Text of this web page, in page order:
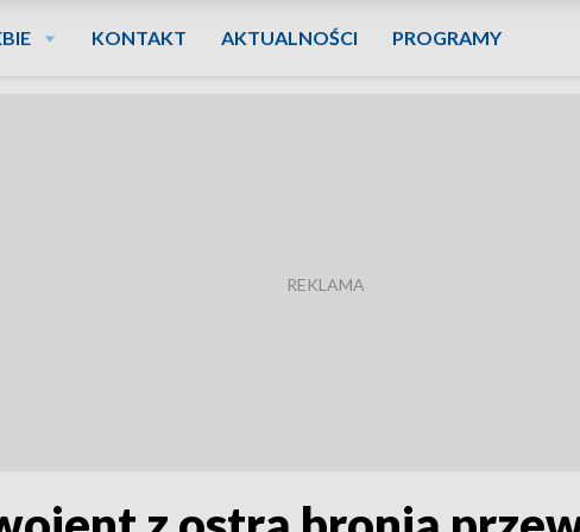
KONTAKT AKTUALNOŚCI PROGRAMY